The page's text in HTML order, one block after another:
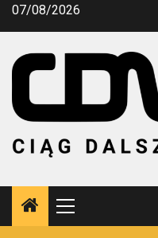
Przejdź
07/08/2026
Menu
główne